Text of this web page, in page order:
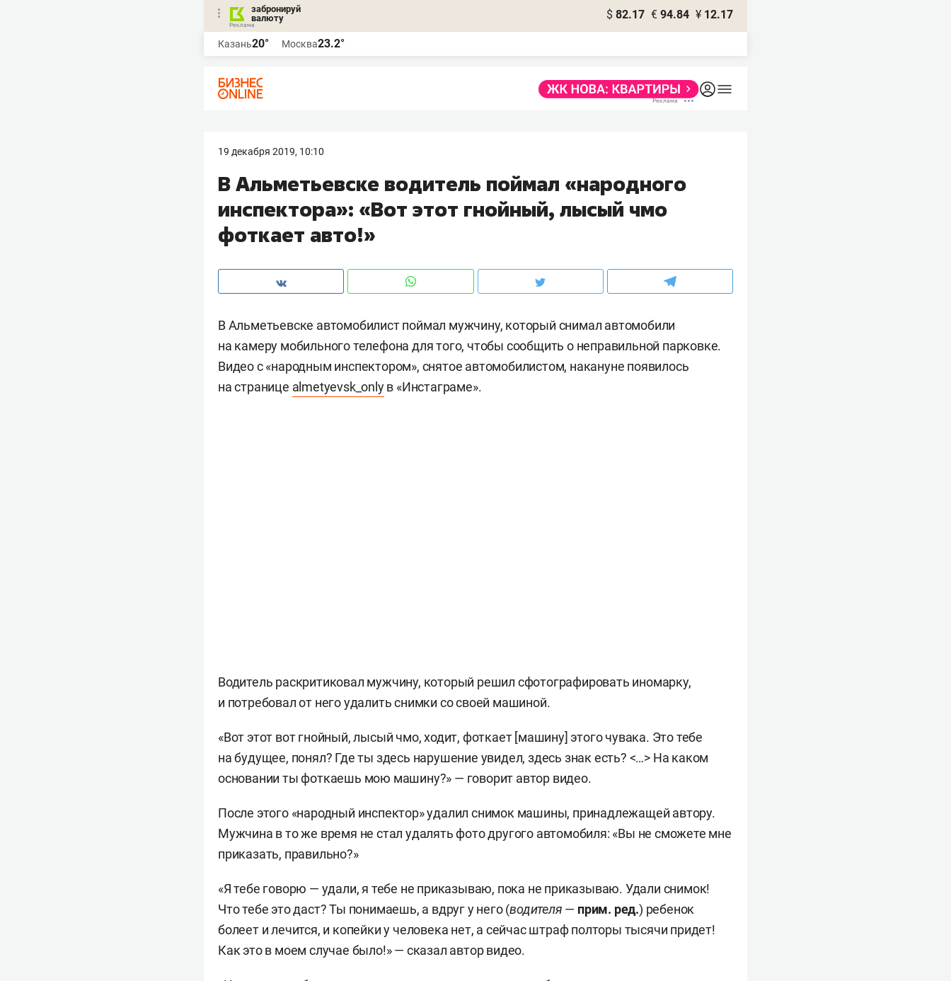
забронируй
валюту
$ 82.17 € 94.84 ¥ 12.17
Казань20° Москва23.2°
19 декабря 2019, 10:10
В Альметьевске водитель поймал «народного
инспектора»: «Вот этот гнойный, лысый чмо
фоткает авто!»
В Альметьевске автомобилист поймал мужчину, который снимал автомобили
на камеру мобильного телефона для того, чтобы сообщить о неправильной парковке.
Видео с «народным инспектором», снятое автомобилистом, накануне появилось
на странице almetyevsk_onlyв «Инстаграме».
Водитель раскритиковал мужчину, который решил сфотографировать иномарку,
и потребовал от него удалить снимки со своей машиной.
«Вот этот вот гнойный, лысый чмо, ходит, фоткает [машину] этого чувака. Это тебе
на будущее, понял? Где ты здесь нарушение увидел, здесь знак есть? <…> На каком
основании ты фоткаешь мою машину?» — говорит автор видео.
После этого «народный инспектор» удалил снимок машины, принадлежащей автору.
Мужчина в то же время не стал удалять фото другого автомобиля: «Вы не сможете мне
приказать, правильно?»
«Я тебе говорю — удали, я тебе не приказываю, пока не приказываю. Удали снимок!
Что тебе это даст? Ты понимаешь, а вдруг у него (водителя — прим. ред.) ребенок
болеет и лечится, и копейки у человека нет, а сейчас штраф полторы тысячи придет!
Как это в моем случае было!» — сказал автор видео.